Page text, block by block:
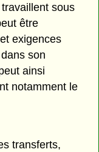
sous
être
exigences
son
ainsi
notamment le
transferts,